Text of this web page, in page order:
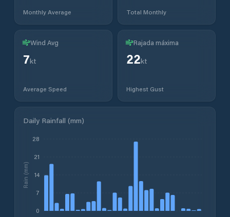
Monthly Average Total Monthly
Wind Avg
7kt
Average Speed
Rajada máxima
22kt
Highest Gust
Daily Rainfall (mm)
0
7
14
21
28
Rain (mm)